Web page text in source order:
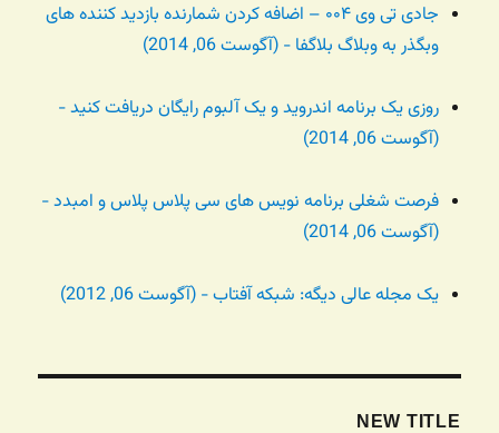
جادی تی وی ۰۰۴ – اضافه کردن شمارنده بازدید کننده های
وبگذر به وبلاگ بلاگفا - (آگوست 06, 2014)
روزی یک برنامه اندروید و یک آلبوم رایگان دریافت کنید -
(آگوست 06, 2014)
فرصت شغلی برنامه نویس های سی پلاس پلاس و امبدد -
(آگوست 06, 2014)
یک مجله عالی دیگه: شبکه آفتاب - (آگوست 06, 2012)
NEW TITLE